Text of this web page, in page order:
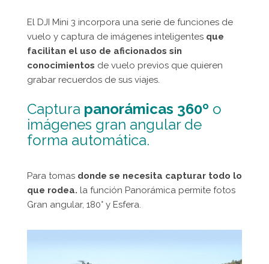
El DJI Mini 3 incorpora una serie de funciones de
vuelo y captura de imágenes inteligentes que
facilitan el uso de aficionados sin
conocimientos de vuelo previos que quieren
grabar recuerdos de sus viajes.
Captura panorámicas 360º o
imágenes gran angular de
forma automática.
Para tomas donde se necesita capturar todo lo
que rodea. la función Panorámica permite fotos
Gran angular, 180° y Esfera.